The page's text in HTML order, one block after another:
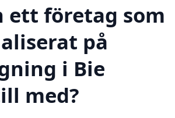
ett företag som
på
i Bie
med?